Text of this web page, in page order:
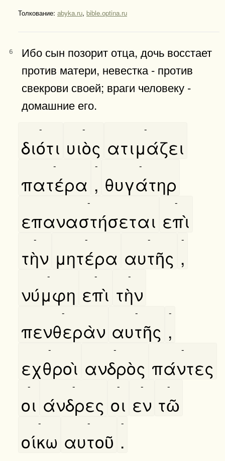
Толкование: abyka.ru, bible.optina.ru
6
Ибо сын позорит отца, дочь восстает
против матери, невестка - против
свекрови своей; враги человеку -
домашние его.
διότι
-
υιὸς
-
ατιμάζει
-
πατέρα
-
,
-
θυγάτηρ
-
επαναστήσεται
-
επὶ
-
τὴν
-
μητέρα
-
αυτῆς
-
,
-
νύμφη
-
επὶ
-
τὴν
-
πενθερὰν
-
αυτῆς
-
,
-
εχθροὶ
-
ανδρὸς
-
πάντες
-
οι
-
άνδρες
-
οι
-
εν
-
τῶ
-
οίκω
-
αυτοῦ
-
.
-